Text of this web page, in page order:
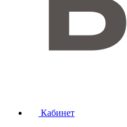
Кабинет